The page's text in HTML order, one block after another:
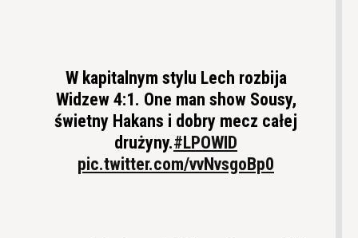
W kapitalnym stylu Lech rozbija
Widzew 4:1. One man show Sousy,
świetny Hakans i dobry mecz całej
drużyny.#LPOWID
pic.twitter.com/vvNvsgoBp0